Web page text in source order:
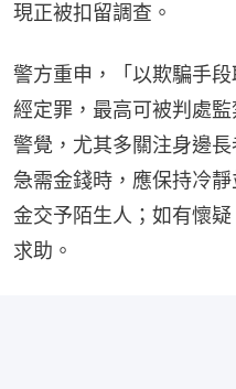
現正被扣留調查。
警方重申，「以欺騙手
經定罪，最高可被判處
警覺，尤其多關注身邊
急需金錢時，應保持冷
金交予陌生人；如有懷
求助。